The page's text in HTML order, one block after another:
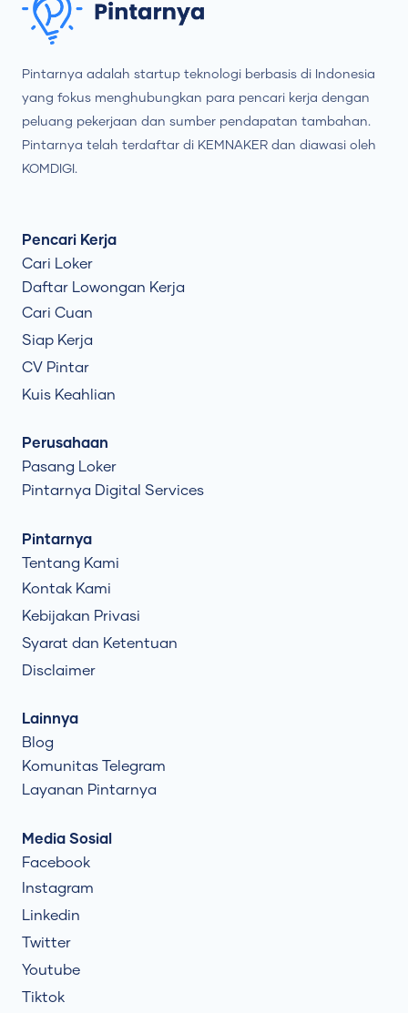
Pintarnya adalah startup teknologi berbasis di Indonesia
yang fokus menghubungkan para pencari kerja dengan
peluang pekerjaan dan sumber pendapatan tambahan.
Pintarnya telah terdaftar di KEMNAKER dan diawasi oleh
KOMDIGI.
Pencari Kerja
Cari Loker
Daftar Lowongan Kerja
Cari Cuan
Siap Kerja
CV Pintar
Kuis Keahlian
Perusahaan
Pasang Loker
Pintarnya Digital Services
Pintarnya
Tentang Kami
Kontak Kami
Kebijakan Privasi
Syarat dan Ketentuan
Disclaimer
Lainnya
Blog
Komunitas Telegram
Layanan Pintarnya
Media Sosial
Facebook
Instagram
Linkedin
Twitter
Youtube
Tiktok